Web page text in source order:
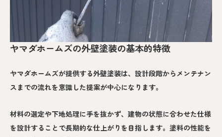
ヤマダホームズの外壁塗装の基本的特徴
ヤマダホームズが提供する外壁塗装は、設計段階からメンテナン
スまでの流れを意識した提案が中心になります。
材料の選定や下地処理に手を抜かず、建物の状態に合わせた仕様
を設計することで長期的な仕上がりを目指します。塗料の性能を